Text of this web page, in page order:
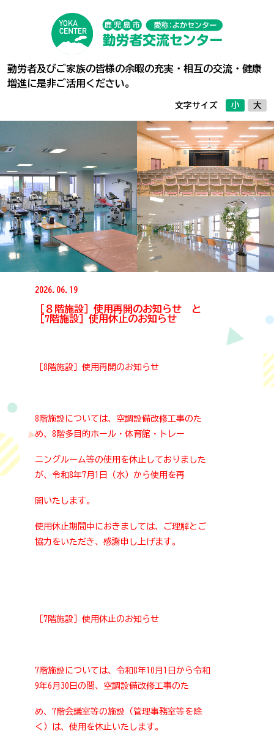
勤労者及びご家族の皆様の余暇の充実・相互の交流・健康
増進に是非ご活用ください。
文字サイズ 小 大
2026.06.19
［８階施設］使用再開のお知らせ と
［7階施設］使用休止のお知らせ
［8階施設］使用再開のお知らせ
8階施設については、空調設備改修工事のた
め、8階多目的ホール・体育館・トレー
ニングルーム等の使用を休止しておりました
が、令和8年7月1日（水）から使用を再
開いたします。
使用休止期間中におきましては、ご理解とご
協力をいただき、感謝申し上げます。
［7階施設］使用休止のお知らせ
7階施設については、令和8年10月1日から令和
9年6月30日の間、空調設備改修工事のた
め、7階会議室等の施設（管理事務室等を除
く）は、使用を休止いたします。
料金案内
フロアガイド
（空き状況の確認）
アクセス
お問い合わせ
利用者登録
よかセンター鹿児島